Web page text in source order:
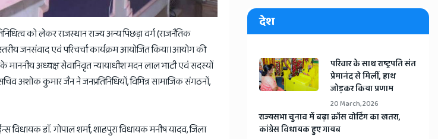
को लेकर राजस्थान राज्य अन्य पिछड़ा वर्ग (राजनैतिक
जनसंवाद एवं परिचर्चा कार्यक्रम आयोजित किया।आयोग की
माननीय अध्यक्ष सेवानिवृत न्यायाधीश मदन लाल भाटी एवं सदस्यों
अशोक कुमार जैन ने जनप्रतिनिधियों, विभिन्न सामाजिक संगठनों,
डाॅ. गोपाल शर्मा, शाहपुरा विधायक मनीष यादव, जिला
देश
​परिवार के साथ राष्ट्रपति संत
प्रेमानंद से मिलीं, हाथ
जोड़कर किया प्रणाम
20 March, 2026
​राज्यसभा चुनाव में बढ़ा क्रॉस वोटिंग का खतरा,
कांग्रेस विधायक हुए गायब